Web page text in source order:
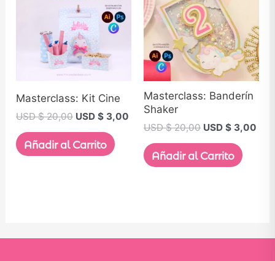
Masterclass: Kit Cine
USD $20,00 USD $ 3,00
Añadir al Carrito
Masterclass: Banderín
Shaker
USD $20,00 USD $ 3,00
Añadir al Carrito